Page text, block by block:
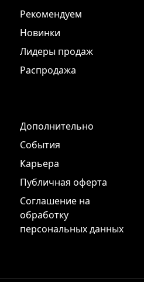
Рекомендуем
Новинки
Лидеры продаж
Распродажа
Дополнительно
События
Карьера
Публичная оферта
Соглашение на
обработку
персональных данных